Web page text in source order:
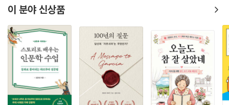
이 분야 신상품